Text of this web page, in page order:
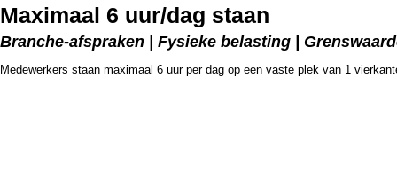
Maximaal 6 uur/dag staan
Branche-afspraken | Fysieke belasting |
Medewerkers staan maximaal 6 uur per dag op een vaste plek van 1